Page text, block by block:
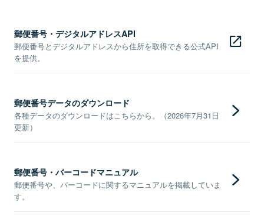
郵便番号・デジタルアドレスAPI
郵便番号とデジタルアドレスから住所を取得できる公式API
を提供。
郵便番号データのダウンロード
各種データのダウンロードはこちらから。（2026年7月31日
更新）
郵便番号・バーコードマニュアル
郵便番号や、バーコードに関するマニュアルを掲載していま
す。